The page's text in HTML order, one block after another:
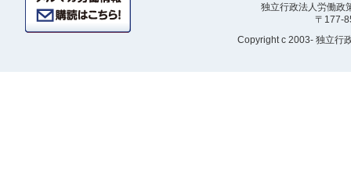
独立行政法人労働
〒177-
Copyright c 2003- 独立行